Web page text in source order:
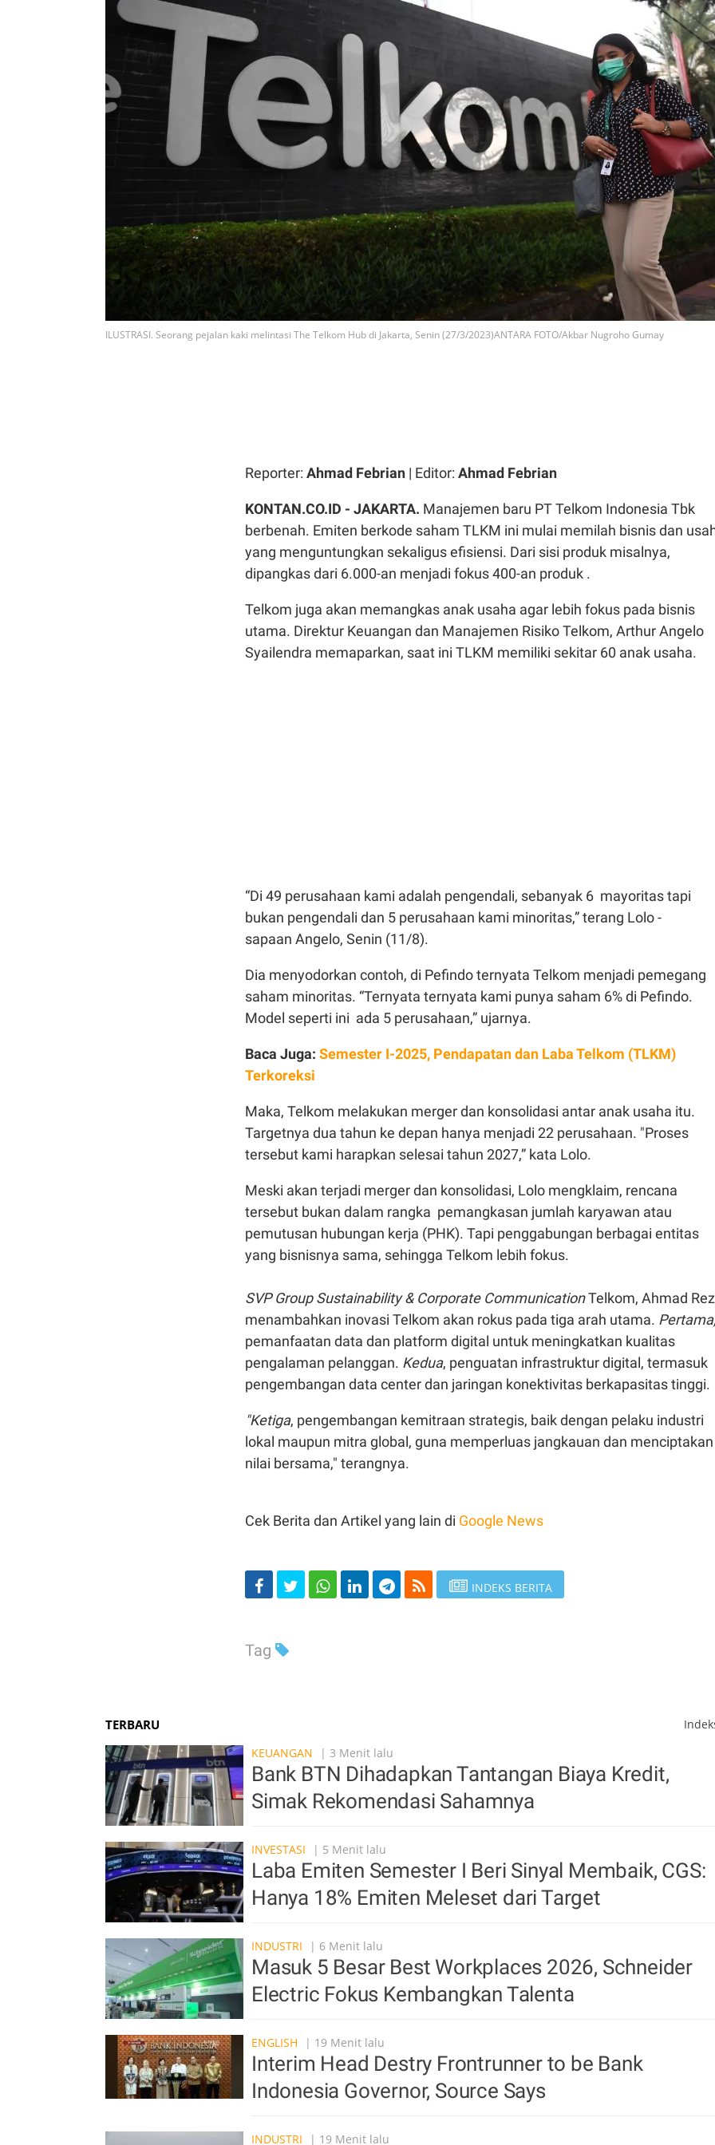
ILUSTRASI. Seorang pejalan kaki melintasi The Telkom Hub di Jakarta, Senin (27/3/2023)ANTARA FOTO/Akbar Nugroho Gumay
Reporter: Ahmad Febrian | Editor: Ahmad Febrian
KONTAN.CO.ID - JAKARTA. Manajemen baru PT Telkom Indonesia Tbk
berbenah. Emiten berkode saham TLKM ini mulai memilah bisnis dan
yang menguntungkan sekaligus efisiensi. Dari sisi produk misalnya,
dipangkas dari 6.000-an menjadi fokus 400-an produk .
Telkom juga akan memangkas anak usaha agar lebih fokus pada bisnis
utama. Direktur Keuangan dan Manajemen RisikoTelkom, Arthur Angelo
Syailendra memaparkan, saat ini TLKM memiliki sekitar 60 anak usaha.
“Di 49 perusahaan kami adalah pengendali, sebanyak 6 mayoritastapi
bukan pengendali dan 5 perusahaan kami minoritas,” terang Lolo -
sapaan Angelo, Senin (11/8).
Dia menyodorkan contoh, di Pefindo ternyata Telkom menjadi pemegang
saham minoritas. “Ternyata ternyata kami punya saham 6% di Pefindo.
Model seperti ini ada 5 perusahaan,” ujarnya.
Baca Juga: Semester I-2025, Pendapatan dan Laba Telkom (TLKM)
Terkoreksi
Maka, Telkom melakukan merger dan konsolidasi antar anak usaha itu.
Targetnya dua tahun ke depan hanya menjadi 22 perusahaan. "Proses
tersebut kami harapkan selesai tahun 2027,” kata Lolo.
Meski akan terjadi merger dan konsolidasi, Lolo mengklaim, rencana
tersebut bukan dalam rangka pemangkasan jumlah karyawan atau
pemutusan hubungan kerja (PHK). Tapi penggabungan berbagai entitas
yang bisnisnya sama, sehingga Telkom lebih fokus.
SVP Group Sustainability & Corporate CommunicationTelkom, Ahmad
menambahkan inovasi Telkom akan rokus pada tiga arah utama. Pertama,
pemanfaatan data dan platform digital untuk meningkatkan kualitas
pengalaman pelanggan. Kedua, penguatan infrastrukturdigital, termasuk
pengembangan data center dan jaringan konektivitas berkapasitastinggi.
"Ketiga, pengembangan kemitraan strategis, baikdengan pelaku industri
lokal maupun mitra global, guna memperluas jangkauan dan menciptakan
nilai bersama," terangnya.
Cek Berita dan Artikel yang lain di Google News
INDEKS BERITA
Tag
TERBARU
KEUANGAN
| 3 Menit lalu
Bank BTN Dihadapkan Tantangan Biaya Kredit,
Simak Rekomendasi Sahamnya
INVESTASI | 5 Menit lalu
Laba Emiten Semester I Beri Sinyal Membaik, CGS:
Hanya 18% Emiten Meleset dari Target
INDUSTRI | 6 Menit lalu
Masuk 5 Besar Best Workplaces 2026, Schneider
Electric Fokus Kembangkan Talenta
ENGLISH | 19 Menit lalu
Interim Head Destry Frontrunner to be Bank
Indonesia Governor, Source Says
INDUSTRI | 19 Menit lalu